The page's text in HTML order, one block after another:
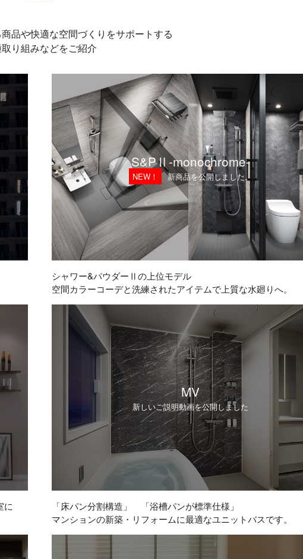
エントタイプ）をご愛用のお客様へ
ご案内
品や快適な空間づくりをサポートする
り組みなどをご紹介
S&PⅡ-monochrome-
NEW！ 新商品を公開しました。
シャワー&パウダーⅡの上位モデル
空間カラーコーデと洗練されたアイテムで上質な水廻りへ。
に
MV
新しいご説明動画を公開しました
「床パン分割構造」 「浴槽パンが標準仕様」
マンションの新築・リフォームに最適なユニットバスです。